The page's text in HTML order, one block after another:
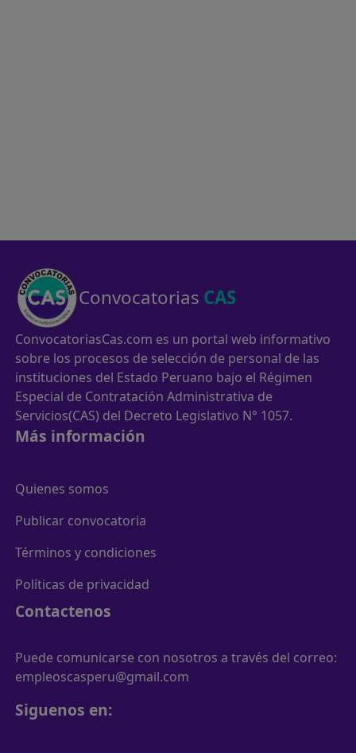
Convocatorias CAS
ConvocatoriasCas.com es un portal web informativo
sobre los procesos de selección de personal de las
instituciones del Estado Peruano bajo el Régimen
Especial de Contratación Administrativa de
Servicios(CAS) del Decreto Legislativo N° 1057.
Más información
Quienes somos
Publicar convocatoria
Términos y condiciones
Políticas de privacidad
Contactenos
Puede comunicarse con nosotros a través del correo:
empleoscasperu@gmail.com
Siguenos en: